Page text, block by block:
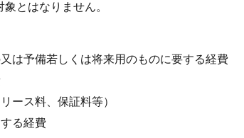
とはなりません。
は予備若しくは将来用のものに要する経費
ース料、保証料等）
る経費